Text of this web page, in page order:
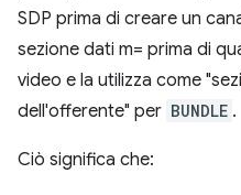
SDP prima di creare un
sezione dati m= prima di
video e la utilizza come
dell'offerente" per BUNDLE .
Ciò significa che: